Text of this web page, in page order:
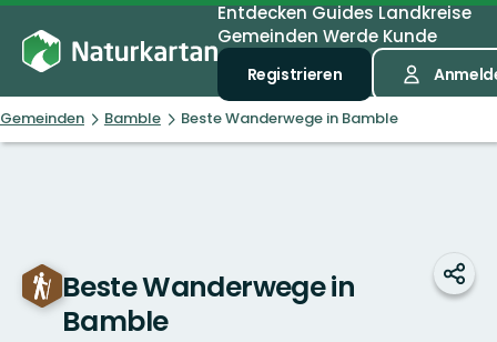
EntdeckenGuidesLandkreise
Gemeinden Werde Kunde
Registrieren
Gemeinden Bamble Beste Wanderwege in Bamble
Beste Wanderwege in
Bamble